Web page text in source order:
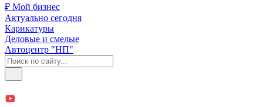
₽ Мой бизнес
Актуально сегодня
Карикатуры
Деловые и смелые
Автоцентр "НП"